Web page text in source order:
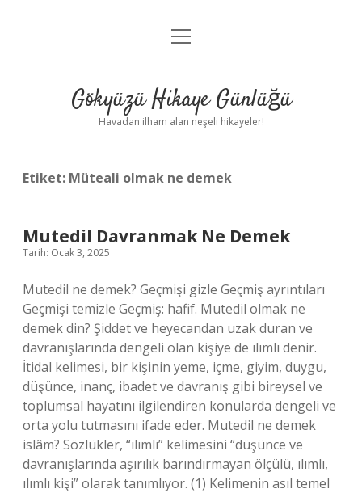
Anasayfa
Yasal Uyarı
menüyü
Gökyüzü Hikaye Günlüğü
Havadan ilham alan neşeli hikayeler!
Etiket: Müteali olmak ne demek
Mutedil Davranmak Ne Demek
Tarih: Ocak 3, 2025
Mutedil ne demek? Geçmişi gizle Geçmiş ayrıntıları
Geçmişi temizle Geçmiş: hafif. Mutedil olmak ne
demek din? Şiddet ve heyecandan uzak duran ve
davranışlarında dengeli olan kişiye de ılımlı denir.
İtidal kelimesi, bir kişinin yeme, içme, giyim, duygu,
düşünce, inanç, ibadet ve davranış gibi bireysel ve
toplumsal hayatını ilgilendiren konularda dengeli ve
orta yolu tutmasını ifade eder. Mutedil ne demek
islâm? Sözlükler, “ılımlı” kelimesini “düşünce ve
davranışlarında aşırılık barındırmayan ölçülü, ılımlı,
ılımlı kişi” olarak tanımlıyor. (1) Kelimenin asıl temel